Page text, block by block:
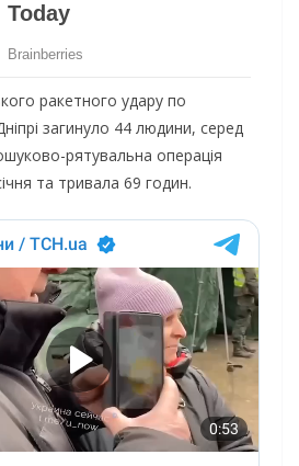
ракетного удару по
загинуло 44 людини, серед
рятувальна операція
та тривала 69 годин.